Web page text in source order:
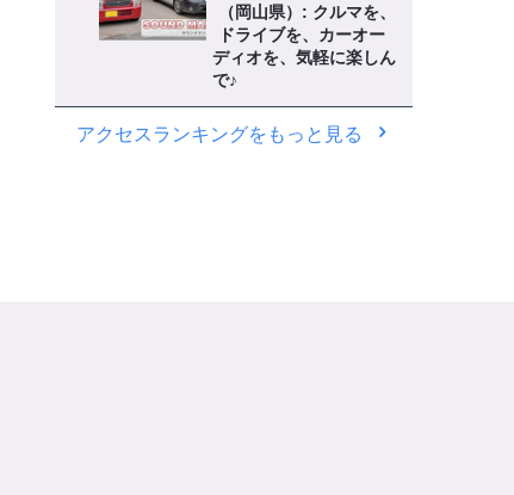
（岡山県）: クルマを、
ドライブを、カーオー
ディオを、気軽に楽しん
で♪
アクセスランキングをもっと見る